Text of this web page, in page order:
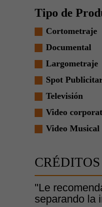
Tipo de
Cortometraje
Documental
Largometraje
Spot
Televisión
Video
Video Musical
"Le
separando la